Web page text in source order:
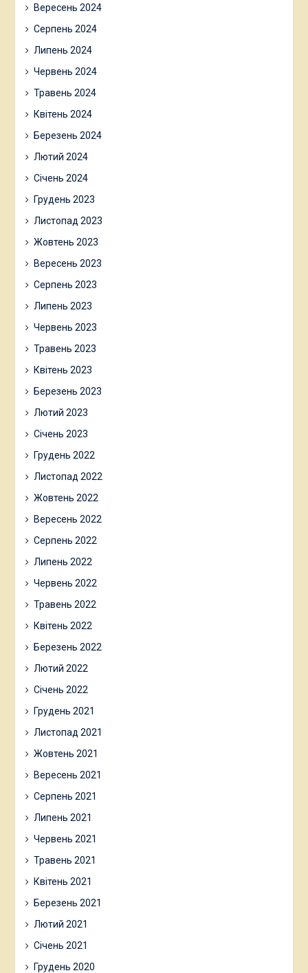
Вересень 2024
Серпень 2024
Липень 2024
Червень 2024
Травень 2024
Квітень 2024
Березень 2024
Лютий 2024
Січень 2024
Грудень 2023
Листопад 2023
Жовтень 2023
Вересень 2023
Серпень 2023
Липень 2023
Червень 2023
Травень 2023
Квітень 2023
Березень 2023
Лютий 2023
Січень 2023
Грудень 2022
Листопад 2022
Жовтень 2022
Вересень 2022
Серпень 2022
Липень 2022
Червень 2022
Травень 2022
Квітень 2022
Березень 2022
Лютий 2022
Січень 2022
Грудень 2021
Листопад 2021
Жовтень 2021
Вересень 2021
Серпень 2021
Липень 2021
Червень 2021
Травень 2021
Квітень 2021
Березень 2021
Лютий 2021
Січень 2021
Грудень 2020